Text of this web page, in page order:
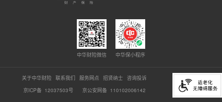
中华财险微信 中华保小程序
关于中华财险 联系我们 服务网点 招贤纳士 咨询投诉
京ICP备 12037503号
京公安网备 110102006142